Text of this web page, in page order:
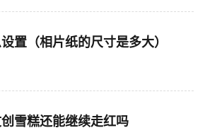
置（相片纸的尺寸是多大）
雪糕还能继续走红吗